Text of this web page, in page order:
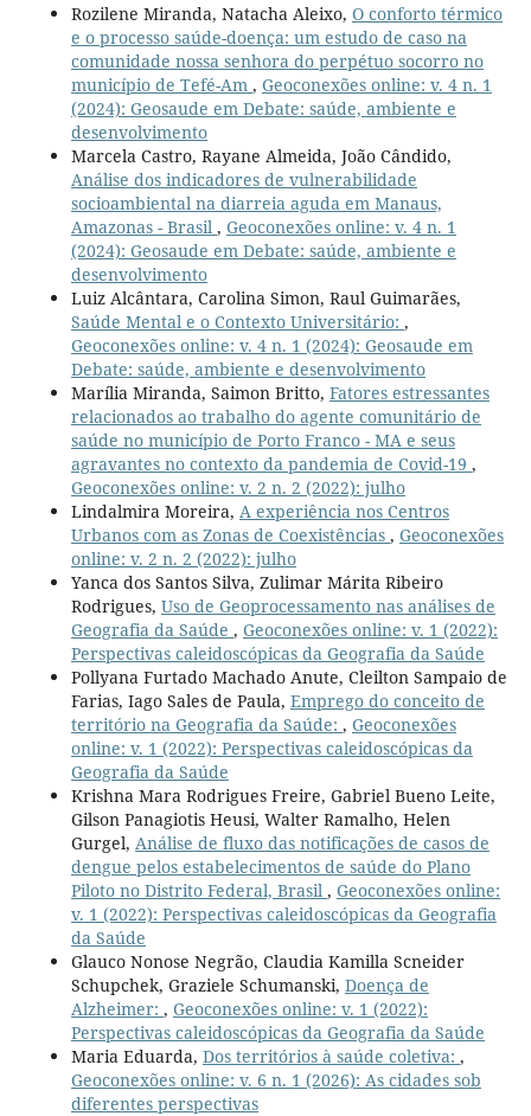
Rozilene Miranda, Natacha Aleixo, O conforto térmico
e o processo saúde-doença: um estudo de caso na
comunidade nossa senhora do perpétuo socorro no
município de Tefé-Am , Geoconexões online: v. 4 n. 1
(2024): Geosaude em Debate: saúde, ambiente e
desenvolvimento
Marcela Castro, Rayane Almeida, João Cândido,
Análise dos indicadores de vulnerabilidade
socioambiental na diarreia aguda em Manaus,
Amazonas - Brasil , Geoconexões online: v. 4 n. 1
(2024): Geosaude em Debate: saúde, ambiente e
desenvolvimento
Luiz Alcântara, Carolina Simon, Raul Guimarães,
Saúde Mental e o Contexto Universitário: ,
Geoconexões online: v. 4 n. 1 (2024): Geosaude em
Debate: saúde, ambiente e desenvolvimento
Marília Miranda, Saimon Britto, Fatores estressantes
relacionados ao trabalho do agente comunitário de
saúde no município de Porto Franco - MA e seus
agravantes no contexto da pandemia de Covid-19 ,
Geoconexões online: v. 2 n. 2 (2022): julho
Lindalmira Moreira, A experiência nos Centros
Urbanos com as Zonas de Coexistências , Geoconexões
online: v. 2 n. 2 (2022): julho
Yanca dos Santos Silva, Zulimar Márita Ribeiro
Rodrigues, Uso de Geoprocessamento nas análises de
Geografia da Saúde , Geoconexões online: v. 1 (2022):
Perspectivas caleidoscópicas da Geografia da Saúde
Pollyana Furtado Machado Anute, Cleilton Sampaio de
Farias, Iago Sales de Paula, Emprego do conceito de
território na Geografia da Saúde: , Geoconexões
online: v. 1 (2022): Perspectivas caleidoscópicas da
Geografia da Saúde
Krishna Mara Rodrigues Freire, Gabriel Bueno Leite,
Gilson Panagiotis Heusi, Walter Ramalho, Helen
Gurgel, Análise de fluxo das notificações de casos de
dengue pelos estabelecimentos de saúde do Plano
Piloto no Distrito Federal, Brasil , Geoconexões online:
v. 1 (2022): Perspectivas caleidoscópicas da Geografia
da Saúde
Glauco Nonose Negrão, Claudia Kamilla Scneider
Schupchek, Graziele Schumanski, Doença de
Alzheimer: , Geoconexões online: v. 1 (2022):
Perspectivas caleidoscópicas da Geografia da Saúde
Maria Eduarda, Dos territórios à saúde coletiva: ,
Geoconexões online: v. 6 n. 1 (2026): As cidades sob
diferentes perspectivas